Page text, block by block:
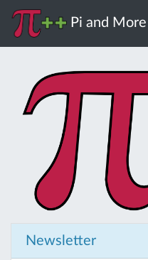
Pi and More
Newsletter